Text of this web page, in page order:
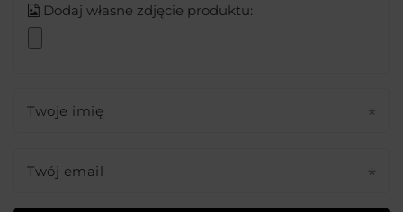
Dodaj własne zdjęcie produktu:
Twoje imię
Twój email